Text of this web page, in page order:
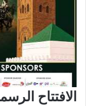
الافتتاح